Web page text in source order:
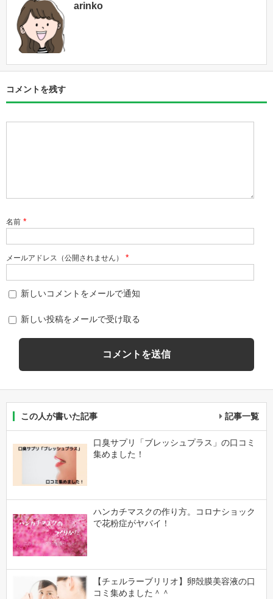
arinko
コメントを残す
名前 *
メールアドレス（公開されません） *
新しいコメントをメールで通知
新しい投稿をメールで受け取る
この人が書いた記事 記事一覧
口臭サプリ「ブレッシュプラス」の口コミ
集めました！
ハンカチマスクの作り方。コロナショック
で花粉症がヤバイ！
【チェルラーブリリオ】卵殻膜美容液の口
コミ集めました＾＾